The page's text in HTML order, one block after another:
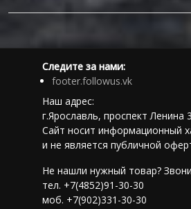
Следите за нами:
footer.followus.vk
Наш адрес:
г.Ярославль, проспект Ленина
Сайт носит информационный
и не является публичной
Не нашли нужный товар?
тел. +7(4852)91-30-30
моб. +7(902)331-30-30